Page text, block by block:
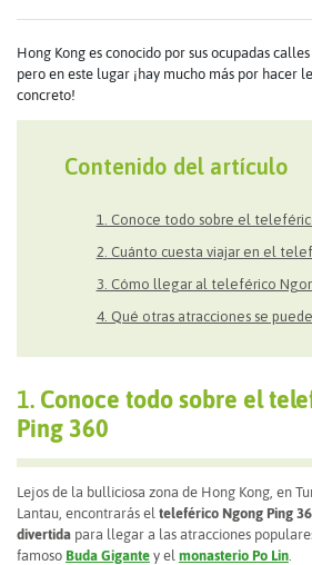
Hong Kong es conocido por sus ocupadas
pero en este lugar ¡hay mucho más por hacer
concreto!
Contenido del artículo
1. Conoce todo sobre el
2. Cuánto cuesta viajar en el
3. Cómo llegar al teleférico
4. Qué otras atracciones se
1. Conoce todo sobre el
Ping 360
Lejos de la bulliciosa zona de Hong Kong, en
Lantau, encontrarás el teleférico Ngong Ping
divertida para llegar a las atracciones
famoso Buda Gigante y el monasterio Po Lin